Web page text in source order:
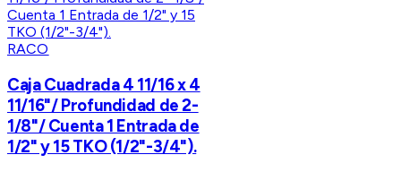
RACO
Caja Cuadrada 4 11/16 x 4
11/16"/ Profundidad de 2-
1/8"/ Cuenta 1 Entrada de
1/2" y 15 TKO (1/2"-3/4").